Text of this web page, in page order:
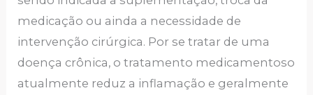
medicação ou ainda a necessidade de
intervenção cirúrgica. Por se tratar de uma
doença crônica, o tratamento medicamentoso
atualmente reduz a inflamação e geralmente